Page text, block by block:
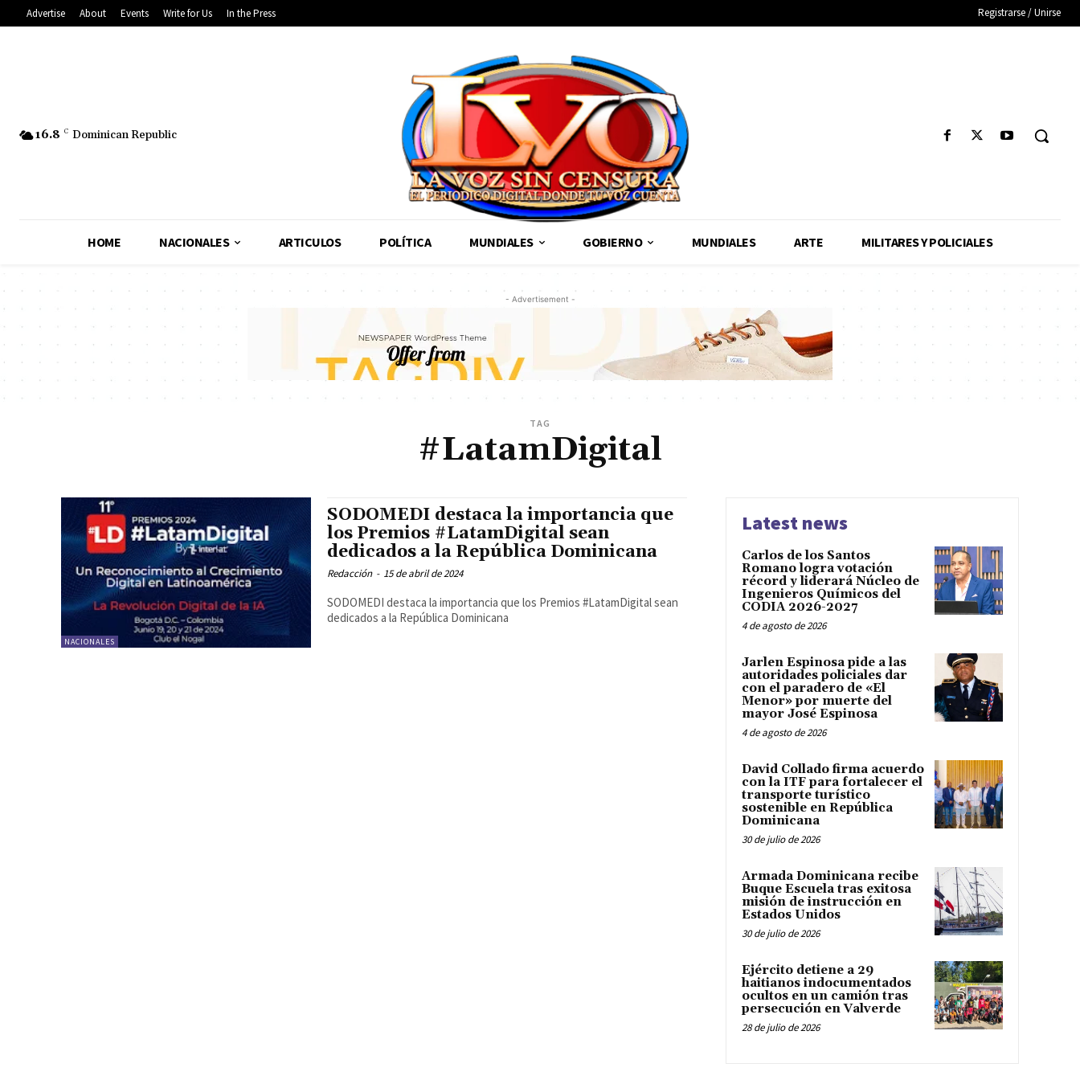
Advertise About Events Write for Us In the Press Registrarse / Unirse
16.8 C Dominican Republic
HOME NACIONALES ARTICULOS POLÍTICA MUNDIALES GOBIERNO MUNDIALES ARTE MILITARES Y POLICIALES
- Advertisement -
TAG
#LatamDigital
NACIONALES
SODOMEDI destaca la importancia que
los Premios #LatamDigital sean
dedicados a la República Dominicana
Redacción - 15 de abril de 2024
SODOMEDI destaca la importancia que los Premios #LatamDigital sean
dedicados a la República Dominicana
Latest news
Carlos de los Santos
Romano logra votación
récord y liderará Núcleo de
Ingenieros Químicos del
CODIA 2026-2027
4 de agosto de 2026
Jarlen Espinosa pide a las
autoridades policiales dar
con el paradero de «El
Menor» por muerte del
mayor José Espinosa
4 de agosto de 2026
David Collado firma acuerdo
con la ITF para fortalecer el
transporte turístico
sostenible en República
Dominicana
30 de julio de 2026
Armada Dominicana recibe
Buque Escuela tras exitosa
misión de instrucción en
Estados Unidos
30 de julio de 2026
Ejército detiene a 29
haitianos indocumentados
ocultos en un camión tras
persecución en Valverde
28 de julio de 2026